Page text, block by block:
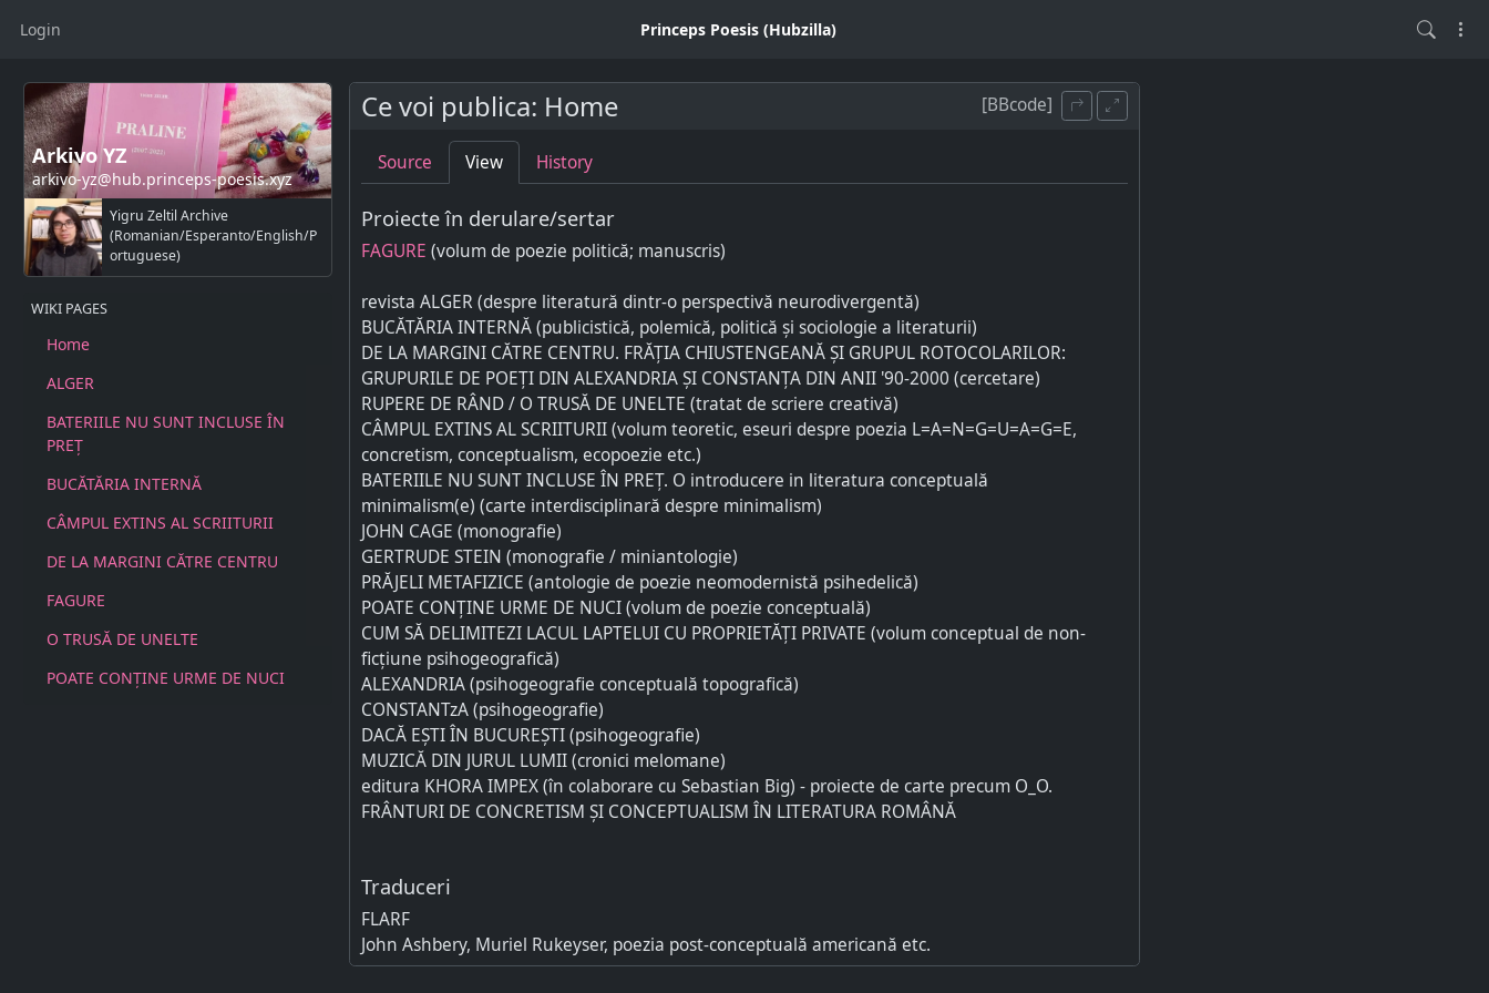
Login Princeps Poesis (Hubzilla)
Arkivo YZ
arkivo-yz@hub.princeps-poesis.xyz
Yigru Zeltil Archive
(Romanian/Esperanto/English/P
ortuguese)
WIKI PAGES
Home
ALGER
BATERIILE NU SUNT INCLUSE ÎN
PREȚ
BUCĂTĂRIA INTERNĂ
CÂMPUL EXTINS AL SCRIITURII
DE LA MARGINI CĂTRE CENTRU
FAGURE
O TRUSĂ DE UNELTE
POATE CONȚINE URME DE NUCI
[BBcode]
Ce voi publica: Home
Source View History
Proiecte în derulare/sertar
FAGURE (volum de poezie politică; manuscris)
revista ALGER (despre literatură dintr-o perspectivă neurodivergentă)
BUCĂTĂRIA INTERNĂ (publicistică, polemică, politică și sociologie a literaturii)
DE LA MARGINI CĂTRE CENTRU. FRĂȚIA CHIUSTENGEANĂ ȘI GRUPUL ROTOCOLARILOR:
GRUPURILE DE POEȚI DIN ALEXANDRIA ȘI CONSTANȚA DIN ANII '90-2000 (cercetare)
RUPERE DE RÂND / O TRUSĂ DE UNELTE (tratat de scriere creativă)
CÂMPUL EXTINS AL SCRIITURII (volum teoretic, eseuri despre poezia L=A=N=G=U=A=G=E,
concretism, conceptualism, ecopoezie etc.)
BATERIILE NU SUNT INCLUSE ÎN PREȚ. O introducere in literatura conceptuală
minimalism(e) (carte interdisciplinară despre minimalism)
JOHN CAGE (monografie)
GERTRUDE STEIN (monografie / miniantologie)
PRĂJELI METAFIZICE (antologie de poezie neomodernistă psihedelică)
POATE CONȚINE URME DE NUCI (volum de poezie conceptuală)
CUM SĂ DELIMITEZI LACUL LAPTELUI CU PROPRIETĂȚI PRIVATE (volum conceptual de non-
ficțiune psihogeografică)
ALEXANDRIA (psihogeografie conceptuală topografică)
CONSTANTzA (psihogeografie)
DACĂ EȘTI ÎN BUCUREȘTI (psihogeografie)
MUZICĂ DIN JURUL LUMII (cronici melomane)
editura KHORA IMPEX (în colaborare cu Sebastian Big) - proiecte de carte precum O_O.
FRÂNTURI DE CONCRETISM ȘI CONCEPTUALISM ÎN LITERATURA ROMÂNĂ
Traduceri
FLARF
John Ashbery, Muriel Rukeyser, poezia post-conceptuală americană etc.